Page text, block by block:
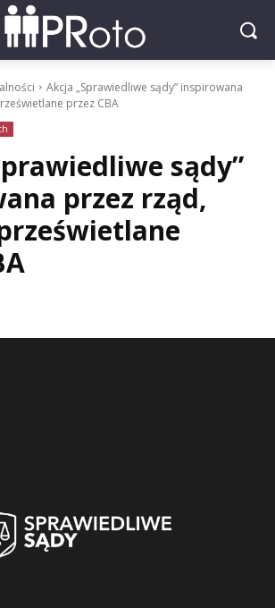
Akcja „Sprawiedliwe sądy” inspirowana
przez CBA
sądy”
przez rząd,